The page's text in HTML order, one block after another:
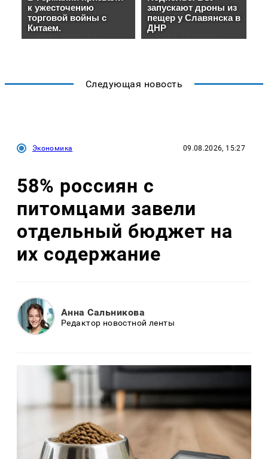
Следующая новость
Экономика 09.08.2026, 15:27
58% россиян с
питомцами завели
отдельный бюджет на
их содержание
Анна Сальникова
Редактор новостной ленты